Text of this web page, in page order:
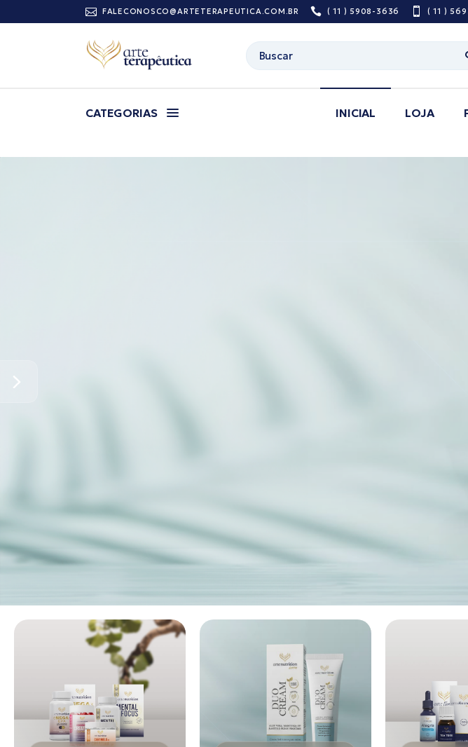
FALECONOSCO@ARTETERAPEUTICA.COM.BR ( 11 ) 5908-3636 ( 11 )
CATEGORIAS INICIAL LOJA